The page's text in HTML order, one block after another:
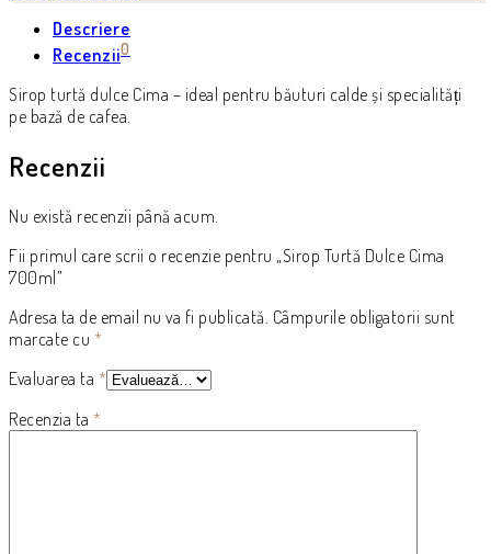
Descriere
Recenzii0
Sirop turtă dulce Cima – ideal pentru băuturi calde și specialități
pe bază de cafea.
Recenzii
Nu există recenzii până acum.
Fii primul care scrii o recenzie pentru „Sirop Turtă Dulce Cima
700ml”
Adresa ta de email nu va fi publicată. Câmpurile obligatorii sunt
marcate cu *
Evaluarea ta *
Recenzia ta *